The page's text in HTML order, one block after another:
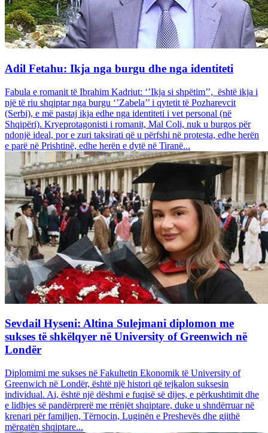
Adil Fetahu: Ikja nga burgu dhe nga identiteti
Fabula e romanit të Ibrahim Kadriut: ‘’Ikja si shpëtim’’, është ikja i
një të riu shqiptar nga burgu ‘’Zabela’’ i qytetit të Pozharevcit
(Serbi), e më pastaj ikja edhe nga identiteti i vet personal (në
Shqipëri). Kryeprotagonisti i romanit, Mal Coli, nuk u burgos për
ndonjë ideal, por e zuri taksirati që u përfshi në protesta, edhe herën
e parë në Prishtinë, edhe herën e dytë në Tiranë...
Sevdail Hyseni: Altina Sulejmani diplomon me
sukses të shkëlqyer në University of Greenwich në
Londër
Diplomimi me sukses në Fakultetin Ekonomik të University of
Greenwich në Londër, është një histori që tejkalon suksesin
individual. Ai, është një dëshmi e fuqisë së dijes, e përkushtimit dhe
e lidhjes së pandërprerë me rrënjët shqiptare, duke u shndërruar në
krenari për familjen, Tërnocin, Luginën e Preshevës dhe gjithë
mërgatën shqiptare...